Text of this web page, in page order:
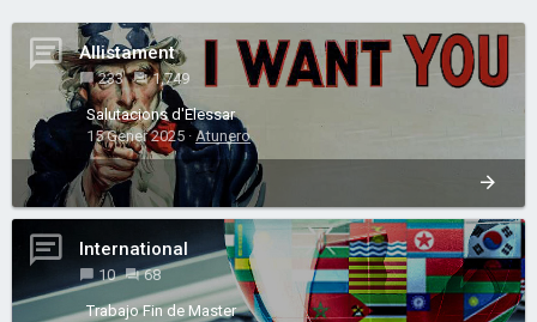
Allistament
233
1,749
Salutacions d'Elessar
15 Gener 2025 Atunero
International
10
68
Trabajo Fin de Master